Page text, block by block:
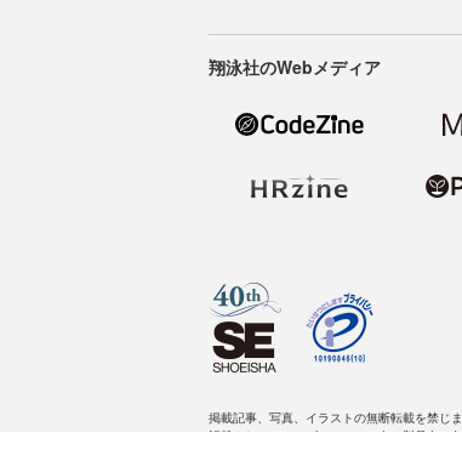
翔泳社のWebメディア
掲載記事、写真、イラストの無断転載を禁じま
記載されているロゴ、システム名、製品名は